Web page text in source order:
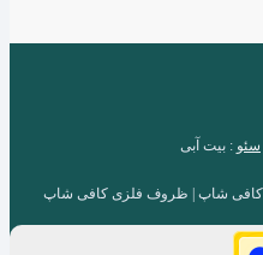
سئو : بیت آبی
کافی شاپ | ظروف فلزی کافی شاپ